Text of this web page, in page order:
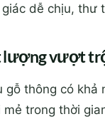
dễ chịu, thư
lượng vượt
gỗ thông có
mẻ trong thời